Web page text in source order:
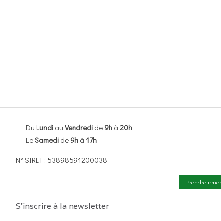
Du Lundi au Vendredi de 9h à 20h
LeSamedi de 9h à 17h
N° SIRET : 53898591200038
Prendre
S'inscrire à la newsletter